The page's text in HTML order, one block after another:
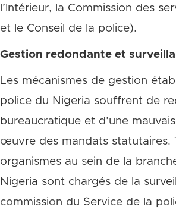
l’Intérieur, la Commission des
et le Conseil de la police).
Gestion redondante et
Les mécanismes de gestion
police du Nigeria souffrent de
bureaucratique et d’une
œuvre des mandats statutaires.
organismes au sein de la
Nigeria sont chargés de la
commission du Service de la